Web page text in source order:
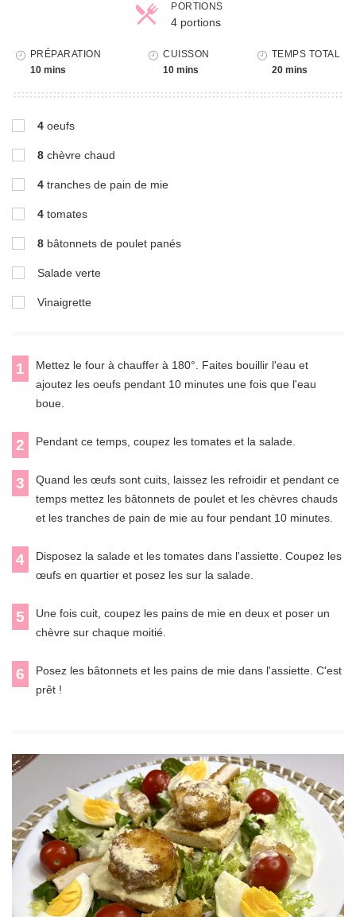
PORTIONS
4 portionsParts
PRÉPARATION
10 mins
CUISSON
10 mins
TEMPS TOTAL
20 mins
4 oeufs
8 chèvre chaud
4 tranches de pain de mie
4 tomates
8 bâtonnets de poulet panés
Salade verte
Vinaigrette
1
Mettez le four à chauffer à 180°. Faites bouillir l'eau et
ajoutez les oeufs pendant 10 minutes une fois que l'eau
boue.
2 Pendant ce temps, coupez les tomates et la salade.
3
Quand les œufs sont cuits, laissez les refroidir et pendant ce
temps mettez les bâtonnets de poulet et les chèvres chauds
et les tranches de pain de mie au four pendant 10 minutes.
4
Disposez la salade et les tomates dans l'assiette. Coupez les
œufs en quartier et posez les sur la salade.
5
Une fois cuit, coupez les pains de mie en deux et poser un
chèvre sur chaque moitié.
6
Posez les bâtonnets et les pains de mie dans l'assiette. C'est
prêt !